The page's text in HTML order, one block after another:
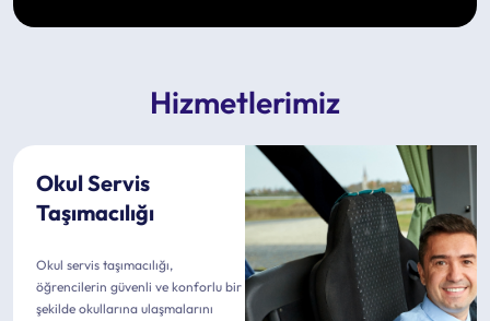
Hizmetlerimiz
Okul Servis
Taşımacılığı
Okul servis taşımacılığı,
öğrencilerin güvenli ve konforlu bir
şekilde okullarına ulaşmalarını